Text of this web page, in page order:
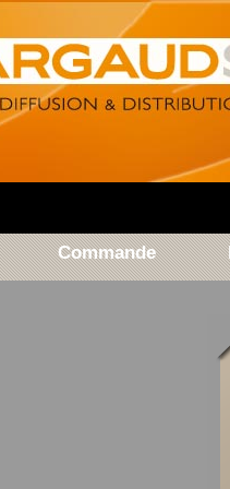
Commande